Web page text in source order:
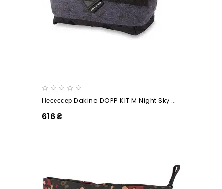
Несессер Dakine DOPP KIT M Night Sky Geo
616 ₴